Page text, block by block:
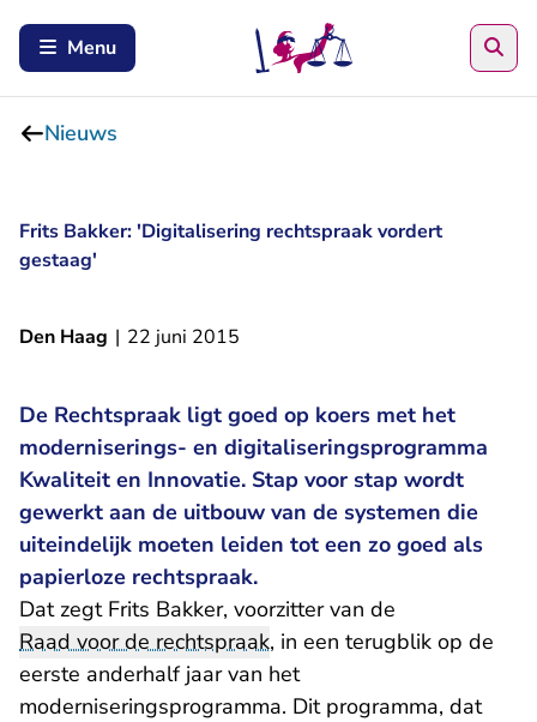
Menu
Nieuws
Frits Bakker: 'Digitalisering rechtspraak vordert
gestaag'
Den Haag | 22 juni 2015
De Rechtspraak ligt goed op koers met het
moderniserings- en digitaliseringsprogramma
Kwaliteit en Innovatie. Stap voor stap wordt
gewerkt aan de uitbouw van de systemen die
uiteindelijk moeten leiden tot een zo goed als
papierloze rechtspraak.
Dat zegt Frits Bakker, voorzitter van de
Raad voor de rechtspraak, in een terugblik op de
eerste anderhalf jaar van het
moderniseringsprogramma. Dit programma, dat